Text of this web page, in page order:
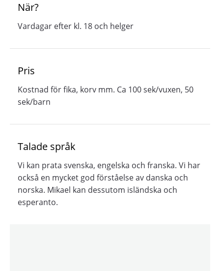
När?
Vardagar efter kl. 18 och helger
Pris
Kostnad för fika, korv mm. Ca 100 sek/vuxen, 50
sek/barn
Talade språk
Vi kan prata svenska, engelska och franska. Vi har
också en mycket god förståelse av danska och
norska. Mikael kan dessutom isländska och
esperanto.